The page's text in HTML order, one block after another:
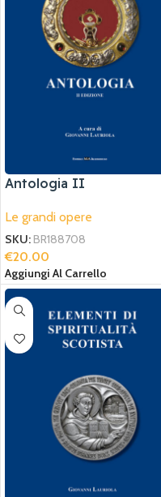
Antologia II
Le grandi opere
SKU: BR188708
€20.00
Aggiungi Al Carrello